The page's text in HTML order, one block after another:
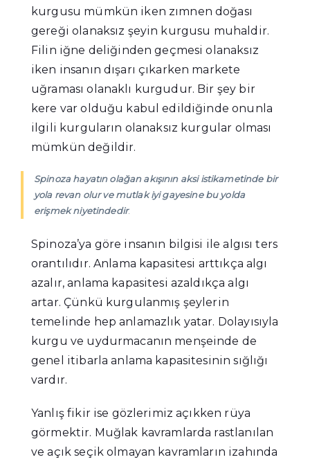
kurgusu mümkün iken zımnen doğası
gereği olanaksız şeyin kurgusu muhaldir.
Filin iğne deliğinden geçmesi olanaksız
iken insanın dışarı çıkarken markete
uğraması olanaklı kurgudur. Bir şey bir
kere var olduğu kabul edildiğinde onunla
ilgili kurguların olanaksız kurgular olması
mümkün değildir.
Spinoza hayatın olağan akışının aksi istikametinde bir
yola revan olur ve mutlak iyi gayesine bu yolda
erişmek niyetindedir.
Spinoza’ya göre insanın bilgisi ile algısı ters
orantılıdır. Anlama kapasitesi arttıkça algı
azalır, anlama kapasitesi azaldıkça algı
artar. Çünkü kurgulanmış şeylerin
temelinde hep anlamazlık yatar. Dolayısıyla
kurgu ve uydurmacanın menşeinde de
genel itibarla anlama kapasitesinin sığlığı
vardır.
Yanlış fikir ise gözlerimiz açıkken rüya
görmektir. Muğlak kavramlarda rastlanılan
ve açık seçik olmayan kavramların izahında